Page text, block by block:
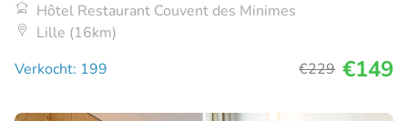
Hôtel Restaurant Couvent des Minimes
Lille (16km)
Verkocht: 199
€229 €149